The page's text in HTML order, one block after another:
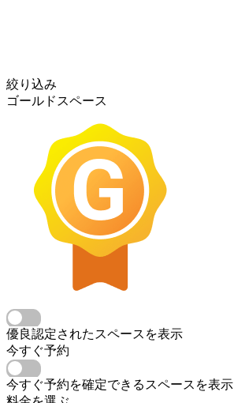
絞り込み
ゴールドスペース
優良認定されたスペースを表示
今すぐ予約
今すぐ予約を確定できるスペースを表示